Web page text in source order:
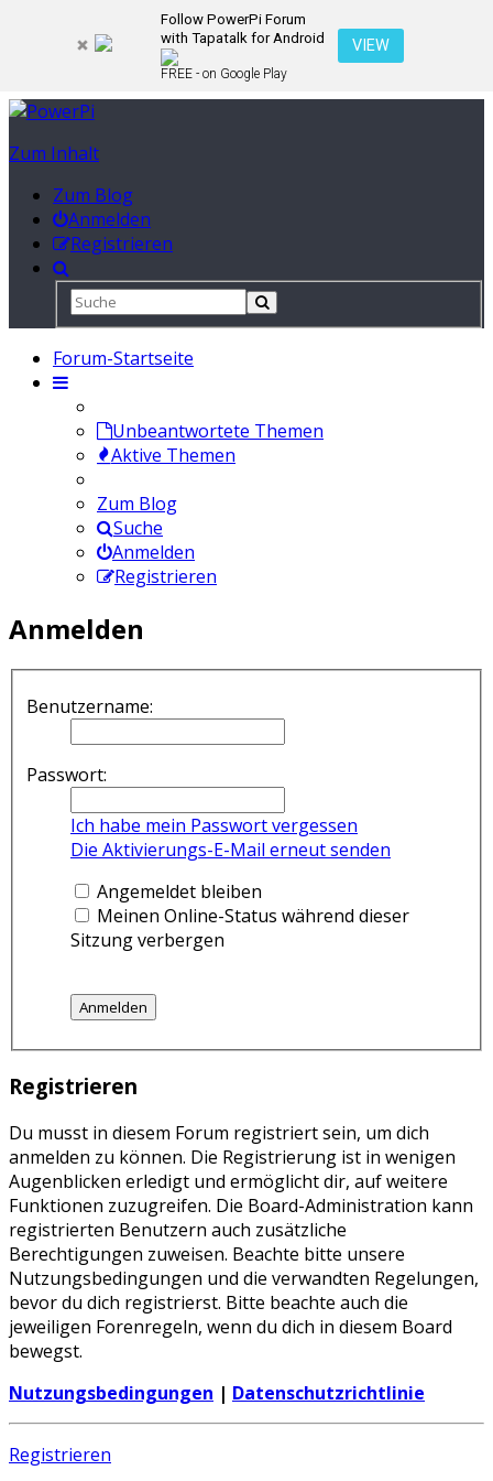
Follow PowerPi Forum
with Tapatalk for Android
FREE - on Google Play
VIEW
Zum Inhalt
Zum Blog
Anmelden
Registrieren
Forum-Startseite
Unbeantwortete Themen
Aktive Themen
Zum Blog
Suche
Anmelden
Registrieren
Anmelden
Benutzername:
Passwort:
Ich habe mein Passwort vergessen
Die Aktivierungs-E-Mail erneut senden
Angemeldet bleiben
Meinen Online-Status während dieser
Sitzung verbergen
Registrieren
Du musst in diesem Forum registriert sein, um dich
anmelden zu können. Die Registrierung ist in wenigen
Augenblicken erledigt und ermöglicht dir, auf weitere
Funktionen zuzugreifen. Die Board-Administration kann
registrierten Benutzern auch zusätzliche
Berechtigungen zuweisen. Beachte bitte unsere
Nutzungsbedingungen und die verwandten Regelungen,
bevor du dich registrierst. Bitte beachte auch die
jeweiligen Forenregeln, wenn du dich in diesem Board
bewegst.
Nutzungsbedingungen | Datenschutzrichtlinie
Registrieren